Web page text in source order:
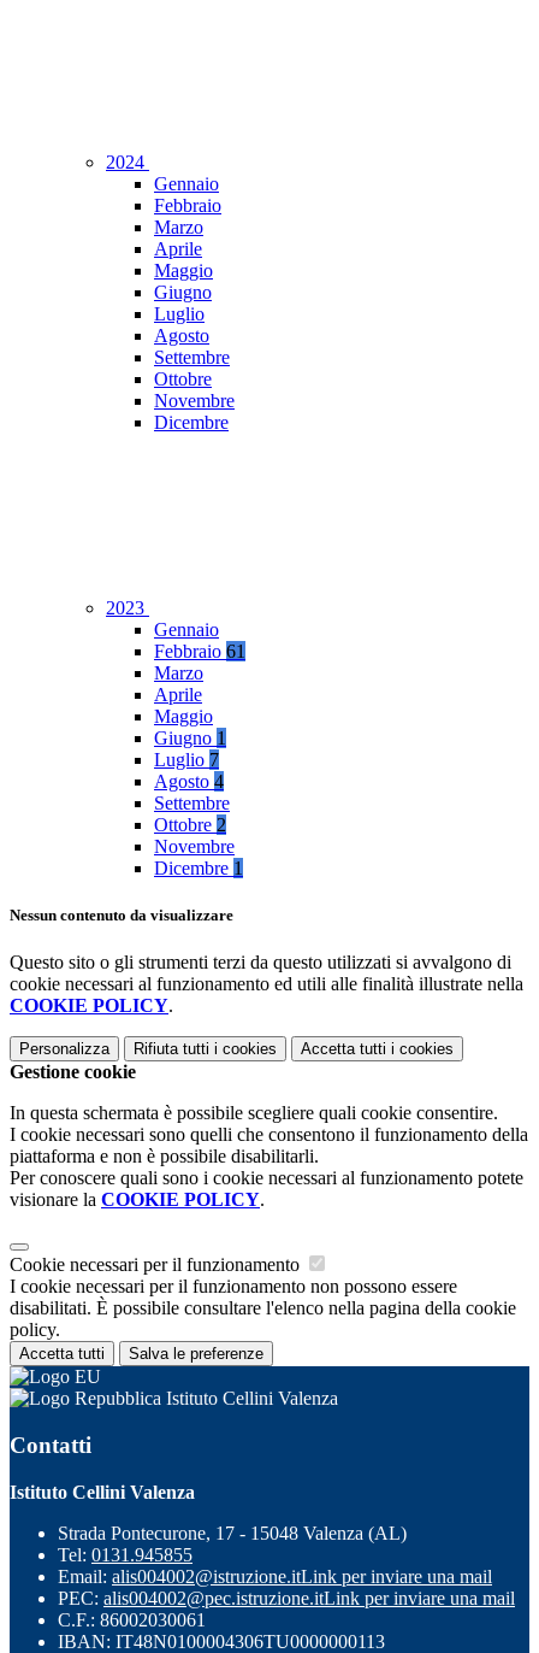
2024
Gennaio
Febbraio
Marzo
Aprile
Maggio
Giugno
Luglio
Agosto
Settembre
Ottobre
Novembre
Dicembre
2023
Gennaio
Febbraio 61
Marzo
Aprile
Maggio
Giugno 1
Luglio 7
Agosto 4
Settembre
Ottobre 2
Novembre
Dicembre 1
Nessun contenuto da visualizzare
Questo sito o gli strumenti terzi da questo utilizzati si avvalgono di
cookie necessari al funzionamento ed utili alle finalità illustrate nella
COOKIE POLICY.
Personalizza Rifiuta tutti i cookies Accetta tutti i cookies
Gestione cookie
In questa schermata è possibile scegliere quali cookie consentire.
I cookie necessari sono quelli che consentono il funzionamento della
piattaforma e non è possibile disabilitarli.
Per conoscere quali sono i cookie necessari al funzionamento potete
visionare la COOKIE POLICY.
Cookie necessari per il funzionamento
I cookie necessari per il funzionamento non possono essere
disabilitati. È possibile consultare l'elenco nella pagina della cookie
policy.
Accetta tutti Salva le preferenze
Istituto Cellini Valenza
Contatti
Istituto Cellini Valenza
Strada Pontecurone, 17 - 15048 Valenza (AL)
Tel: 0131.945855
Email: alis004002@istruzione.itLink per inviare una mail
PEC: alis004002@pec.istruzione.itLink per inviare una mail
C.F.: 86002030061
IBAN: IT48N0100004306TU0000000113